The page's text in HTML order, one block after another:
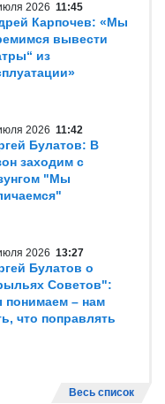
2026 11:45
Карпочев: «Мы
вывести
из
2026 11:42
Булатов: В
заходим с
"Мы
2026 13:27
Булатов о
Советов":
– нам
что поправлять
Весь список